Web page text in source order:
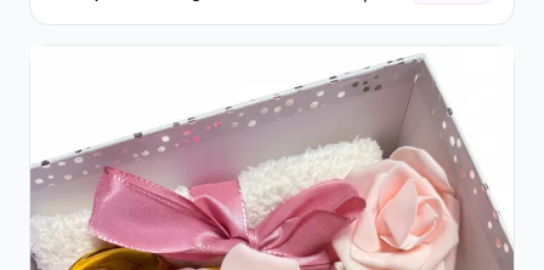
Flori Galbene.